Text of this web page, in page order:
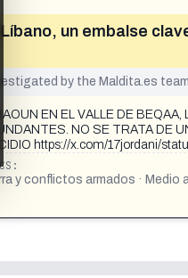
un embalse
by the Maldita.es team
EN EL VALLE DE
NO SE TRATA DE
https://x.com/17jordani/
y conflictos armados · Medio